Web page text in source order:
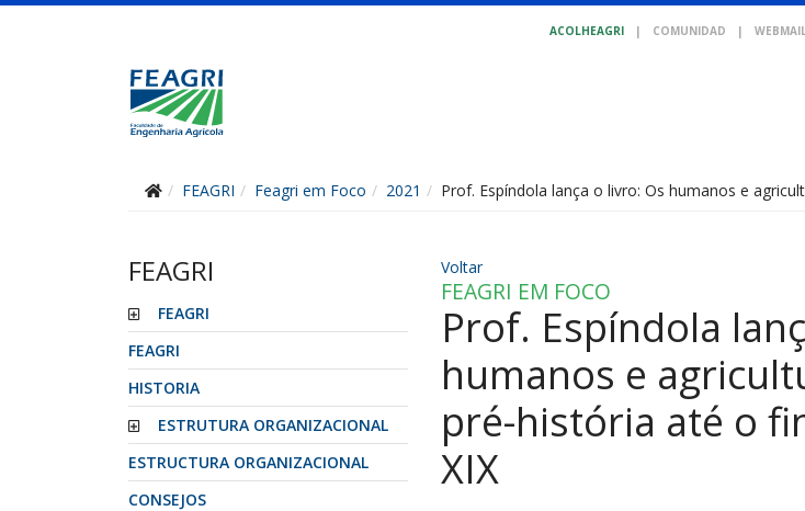
ACOLHEAGRI | COMUNIDAD |
FEAGRI Feagri em Foco 2021 Prof. Espíndola lança o livro: Os humanos e
FEAGRI
FEAGRI
FEAGRI
HISTORIA
ESTRUTURA ORGANIZACIONAL
ESTRUCTURA ORGANIZACIONAL
CONSEJOS
Voltar
FEAGRI EM FOCO
Prof. Espíndola
humanos e
pré-história até o
XIX